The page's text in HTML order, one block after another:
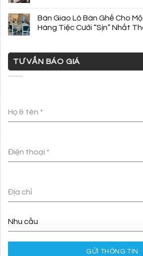
Bàn Giao Lô Bàn Ghế Cho
Hàng Tiệc Cưới “Sịn” Nhất
TƯ VẤN BÁO GIÁ
Họ & tên *
Điện thoại *
Địa chỉ
Nhu cầu
GỬI THÔNG TIN